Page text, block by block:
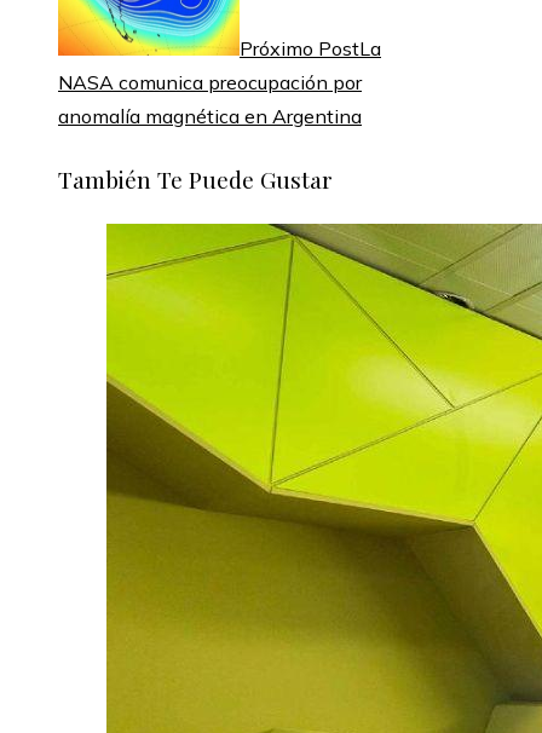
Próximo PostLa
NASA comunica preocupación por
anomalía magnética en Argentina
También Te Puede Gustar